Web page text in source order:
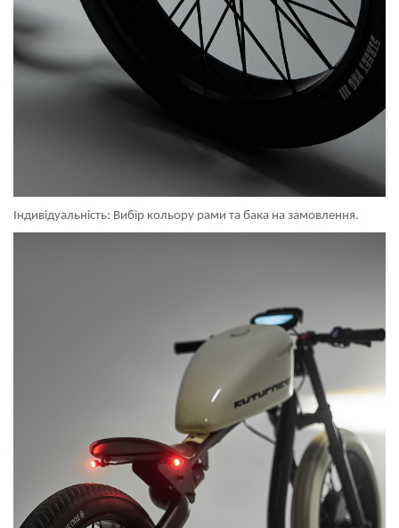
Індивідуальність: Вибір кольору рами та бака на замовлення.